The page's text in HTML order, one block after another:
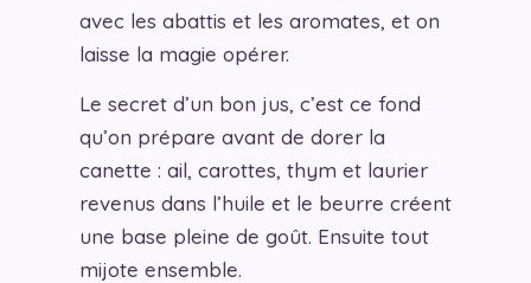
avec les abattis et les aromates, et on
laisse la magie opérer.
Le secret d’un bon jus, c’est ce fond
qu’on prépare avant de dorer la
canette : ail, carottes, thym et laurier
revenus dans l’huile et le beurre créent
une base pleine de goût. Ensuite tout
mijote ensemble.